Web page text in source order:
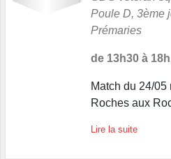
Poule D, 3ème
Prémaries
de 13h30 à
Match du 24/05
Roches aux
Lire la suite